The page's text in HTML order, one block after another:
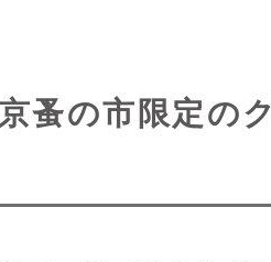
蚤の市限定のク